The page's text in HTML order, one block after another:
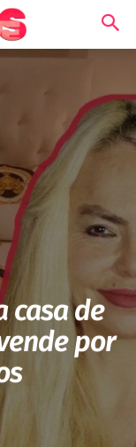
casa de
por